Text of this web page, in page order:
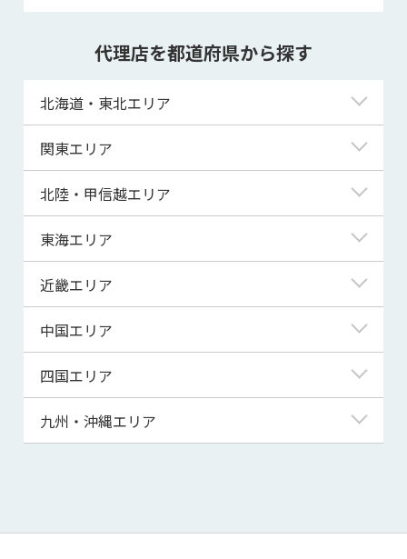
代理店を都道府県から探す
北海道・東北エリア
北海道
青森県
宮城県
秋田県
山形県
関東エリア
東京都
神奈川県
埼玉県
千葉県
茨城県
群馬県
北陸・甲信越エリア
新潟県
富山県
福井県
山梨県
長野県
東海エリア
岐阜県
静岡県
三重県
近畿エリア
滋賀県
京都府
大阪府
兵庫県
和歌山県
中国エリア
鳥取県
島根県
山口県
四国エリア
徳島県
高知県
九州・沖縄エリア